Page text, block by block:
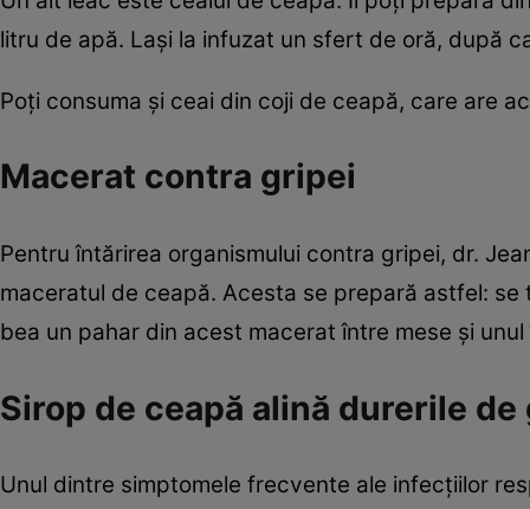
litru de apă. Laşi la infuzat un sfert de oră, după
Poţi consuma şi ceai din coji de ceapă, care are
Macerat contra gripei
Pentru întărirea organismului contra gripei, dr.
maceratul de ceapă. Acesta se prepară astfel:
bea un pahar din acest macerat între mese şi
Sirop de ceapă alină durerile de
Unul dintre simptomele frecvente ale infecţiilor